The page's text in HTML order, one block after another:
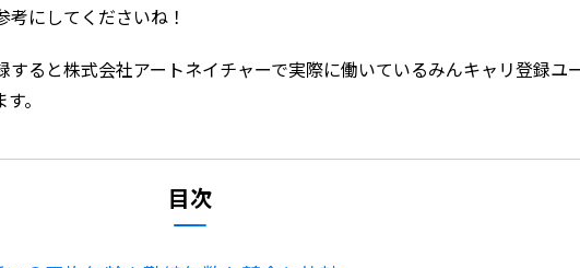
にしてくださいね！
ると株式会社アートネイチャーで実際に働いているみんキャリ登録ユ
。
目次